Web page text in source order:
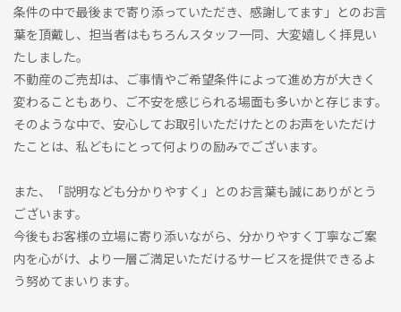
条件の中で最後まで寄り添っていただき、感謝してます」とのお言
葉を頂戴し、担当者はもちろんスタッフ一同、大変嬉しく拝見い
たしました。
不動産のご売却は、ご事情やご希望条件によって進め方が大きく
変わることもあり、ご不安を感じられる場面も多いかと存じます。
そのような中で、安心してお取引いただけたとのお声をいただけ
たことは、私どもにとって何よりの励みでございます。
また、「説明なども分かりやすく」とのお言葉も誠にありがとう
ございます。
今後もお客様の立場に寄り添いながら、分かりやすく丁寧なご案
内を心がけ、より一層ご満足いただけるサービスを提供できるよ
う努めてまいります。